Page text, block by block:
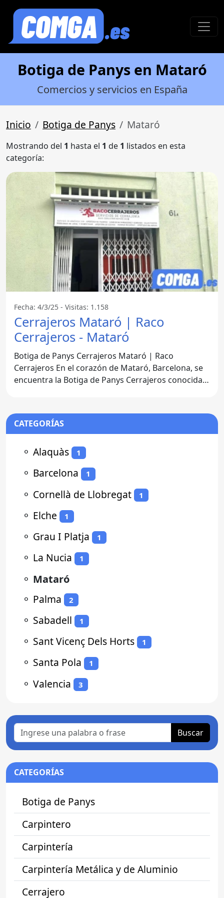
Botiga de Panys en Mataró
Comercios y servicios en España
Inicio Botiga de Panys Mataró
Mostrando del 1 hasta el 1 de 1 listados en esta
categoría:
Fecha: 4/3/25 - Visitas: 1.158
Cerrajeros Mataró | Raco
Cerrajeros - Mataró
Botiga de Panys Cerrajeros Mataró | Raco
Cerrajeros En el corazón de Mataró, Barcelona, se
encuentra la Botiga de Panys Cerrajeros conocida
CATEGORÍAS
⚬ Alaquàs 1
⚬ Barcelona 1
⚬ Cornellà de Llobregat 1
⚬ Elche 1
⚬ Grau I Platja 1
⚬ La Nucia 1
⚬ Mataró
⚬ Palma 2
⚬ Sabadell 1
⚬ Sant Vicenç Dels Horts 1
⚬ Santa Pola 1
⚬ Valencia 3
Buscar
CATEGORÍAS
Botiga de Panys
Carpintero
Carpintería
Carpintería Metálica y de Aluminio
Cerrajero